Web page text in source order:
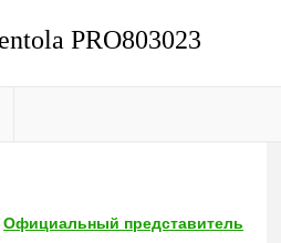
PRO803023
Официальный представитель